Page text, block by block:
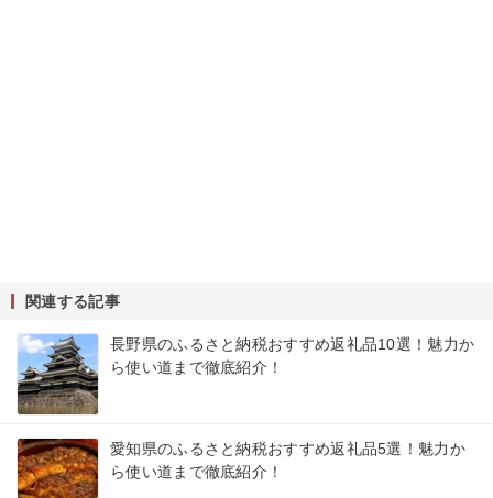
関連する記事
長野県のふるさと納税おすすめ返礼品10選！魅力か
ら使い道まで徹底紹介！
愛知県のふるさと納税おすすめ返礼品5選！魅力か
ら使い道まで徹底紹介！